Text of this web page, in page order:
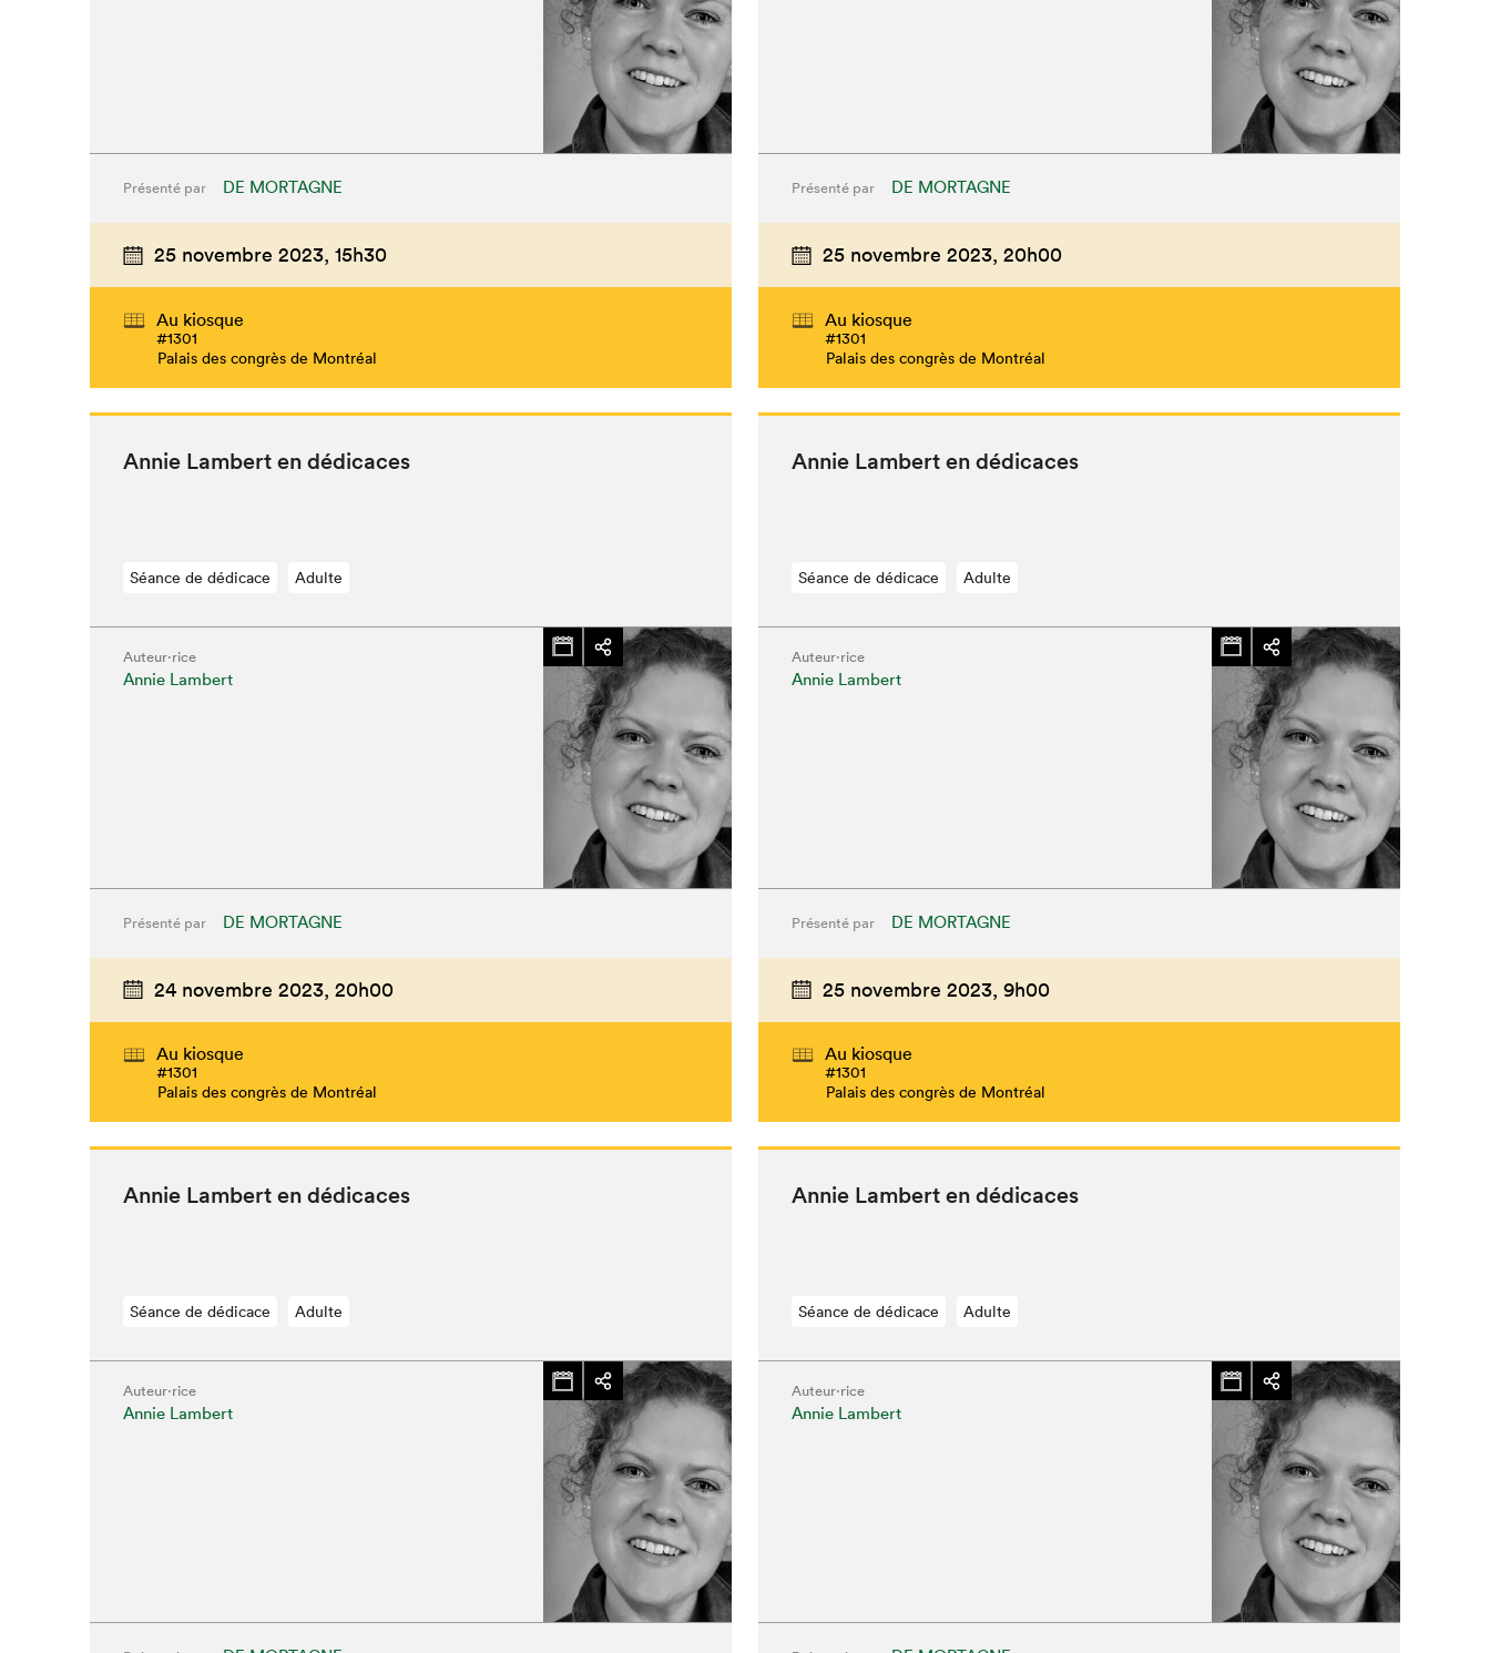
Que cherchez-vous?
Présenté par DE MORTAGNE
25 novembre 2023, 15h30
Au kiosque
#1301
Palais des congrès de Montréal
Présenté par DE MORTAGNE
25 novembre 2023, 20h00
Au kiosque
#1301
Palais des congrès de Montréal
Annie Lam­bert en dédicaces
Séance de dédicace Adulte
Auteur·rice
Annie Lambert
Présenté par DE MORTAGNE
24 novembre 2023, 20h00
Au kiosque
#1301
Palais des congrès de Montréal
Annie Lam­bert en dédicaces
Séance de dédicace Adulte
Auteur·rice
Annie Lambert
Présenté par DE MORTAGNE
25 novembre 2023, 9h00
Au kiosque
#1301
Palais des congrès de Montréal
Annie Lam­bert en dédicaces
Séance de dédicace Adulte
Auteur·rice
Annie Lambert
Annie Lam­bert en dédicaces
Séance de dédicace Adulte
Auteur·rice
Annie Lambert